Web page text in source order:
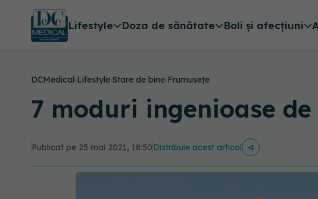
Lifestyle Doza de sănătate Boli și afecțiuni
DCMedical›Lifestyle›Stare de bine›Frumusețe
7 moduri ingenioase
Publicat pe 25 mai 2021, 18:50Distribuie acest articol